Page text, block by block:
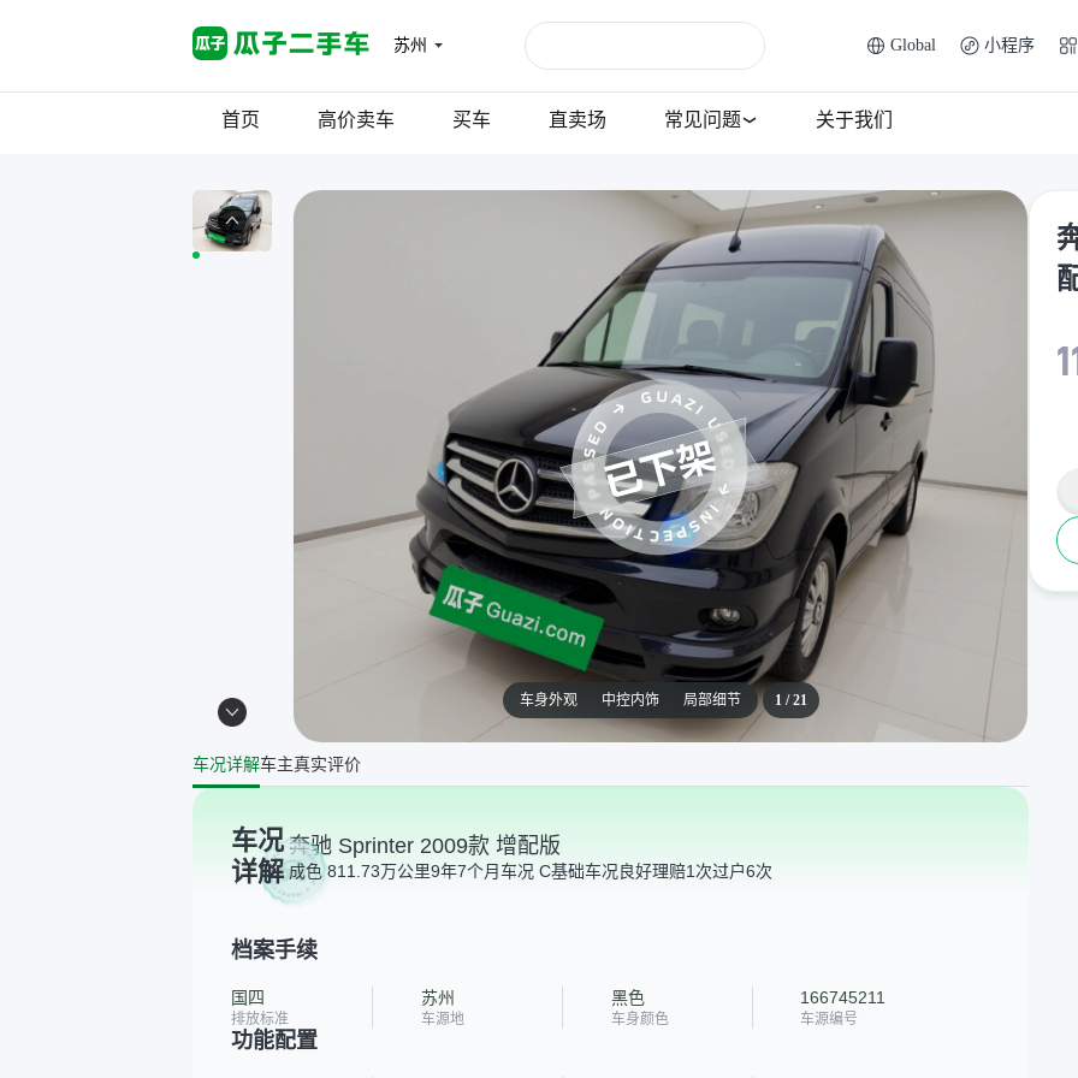
苏州 Global 小程序
首页 高价卖车 买车 直卖场 常见问题 关于我们
车身外观 中控内饰 局部细节 1/21
车况详解车主真实评价
车况
详解
奔驰 Sprinter 2009款 增配版
成色 811.73万公里9年7个月车况 C基础车况良好理赔1次过户6次
档案手续
国四
排放标准
苏州
车源地
黑色
车身颜色
166745211
车源编号
功能配置